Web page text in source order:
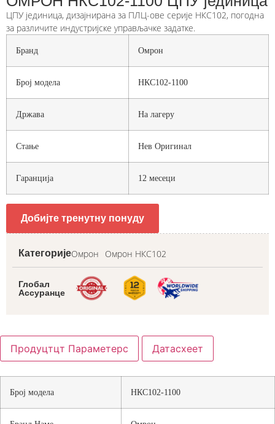
ЦПУ јединица, дизајнирана за ПЛЦ-ове серије НКС102, погодна
за различите индустријске управљачке задатке.
Бранд Омрон
Број модела НКС102-1100
Држава На лагеру
Стање Нев Оригинал
Гаранција 12 месеци
Добијте тренутну понуду
КатегоријеОмрон Омрон НКС102
Глобал
Ассуранце
Продуцтцт Параметерс Датасхеет
Број модела НКС102-1100